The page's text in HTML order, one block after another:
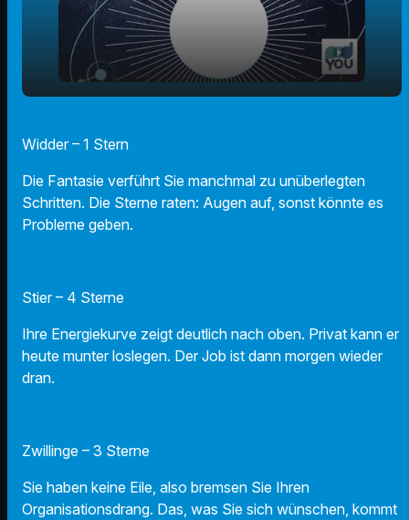
play_arrow
Widder – 1 Stern
Die Fantasie verführt Sie manchmal zu unüberlegten
Schritten. Die Sterne raten: Augen auf, sonst könnte es
Probleme geben.
Stier – 4 Sterne
Ihre Energiekurve zeigt deutlich nach oben. Privat kann er
heute munter loslegen. Der Job ist dann morgen wieder
dran.
Zwillinge – 3 Sterne
Sie haben keine Eile, also bremsen Sie Ihren
Organisationsdrang. Das, was Sie sich wünschen, kommt